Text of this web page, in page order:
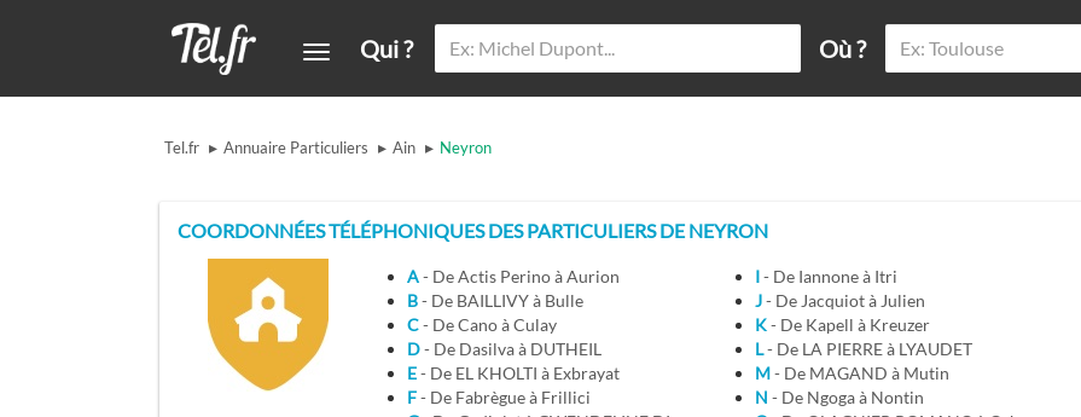
Qui ? Où ?
Tel.fr ▸ Annuaire Particuliers ▸ Ain ▸ Neyron
COORDONNÉES TÉLÉPHONIQUES DES PARTICULIERS DE NEYRON
A
- De Actis Perino à Aurion
B
- De BAILLIVY à Bulle
C
- De Cano à Culay
D
- De Dasilva à DUTHEIL
E
- De EL KHOLTI à Exbrayat
F
- De Fabrègue à Frillici
I
- De Iannone à Itri
J
- De Jacquiot à Julien
K
- De Kapell à Kreuzer
L
- De LA PIERRE à LYAUDET
M
- De MAGAND à Mutin
N
- De Ngoga à Nontin